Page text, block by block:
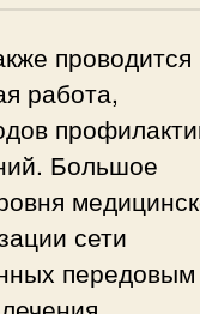
проводится
работа,
Большое
сети
передовым